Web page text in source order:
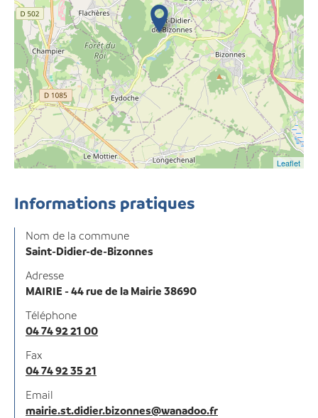
Leaflet
Informations pratiques
Nom de la commune
Saint-Didier-de-Bizonnes
Adresse
MAIRIE - 44 rue de la Mairie 38690
Téléphone
04 74 92 21 00
Fax
04 74 92 35 21
Email
mairie.st.didier.bizonnes@wanadoo.fr